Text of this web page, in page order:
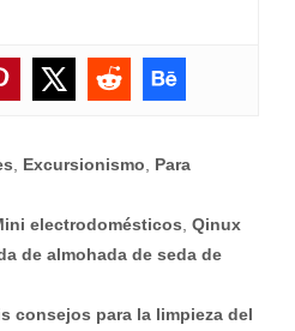
Excursionismo
Para
electrodomésticos ,Qinux
de almohada de seda de
consejos para la limpieza del